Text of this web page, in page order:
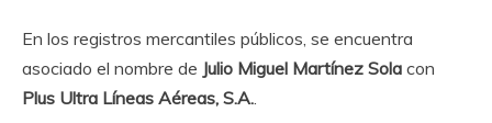
En los registros mercantiles públicos, se encuentra
asociado el nombre de Julio Miguel Martínez Sola con
Plus Ultra Líneas Aéreas, S.A..